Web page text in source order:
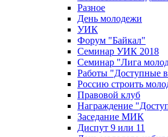
Разное
День молодежи
УИК
Форум "Байкал"
Семинар УИК 2018
Семинар "Лига
Работы "Доступные
Россию строить
Правовой клуб
Награждение
Заседание МИК
Диспут 9 или 11